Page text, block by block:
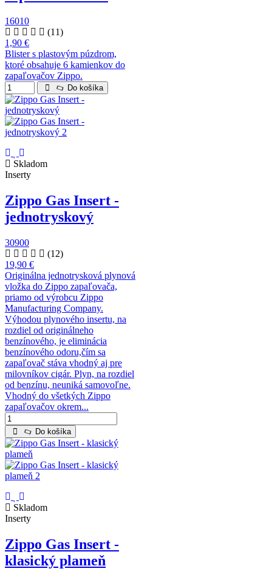
16010
(11)
1,90 €
Blister s plastovým púzdrom,
ktoré obsahuje 6 kamienkov do
zapaľovačov Zippo.
Do košíka
Skladom
Inserty
Zippo Gas Insert -
jednotryskový
30900
(12)
19,90 €
Originálna jednotrysková plynová
vložka do Zippo zapaľovača,
priamo od výrobcu Zippo
Manufacturing Company.
Výhodou plynového insertu, na
rozdiel od originálneho
benzínového, je eliminácia
benzínového odoru,čím sa
zapaľovač stáva vhodný aj pre
milovníkov cigár. Plyn, na rozdiel
od benzínu, neuniká samovoľne.
Vhodný do všetkých Zippo
zapaľovačov okrem...
Do košíka
Skladom
Inserty
Zippo Gas Insert -
klasický plameň